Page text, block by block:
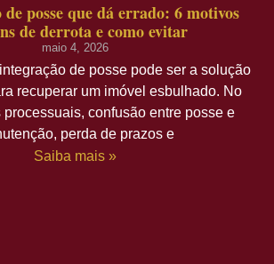
posse que dá errado: 6 motivos
de derrota e como evitar
maio 4, 2026
de posse pode ser a solução
recuperar um imóvel esbulhado. No
processuais, confusão entre posse e
perda de prazos e
Saiba mais »